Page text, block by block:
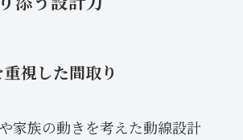
視した間取り
家族の動きを考えた動線設計